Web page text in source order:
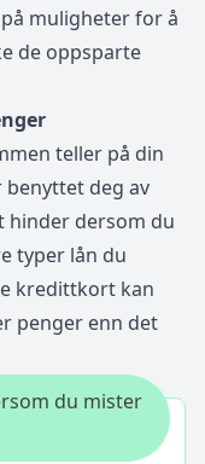
muligheter for å
de oppsparte
teller på din
deg av
hinder dersom du
typer lån du
kredittkort kan
penger enn det
du mister